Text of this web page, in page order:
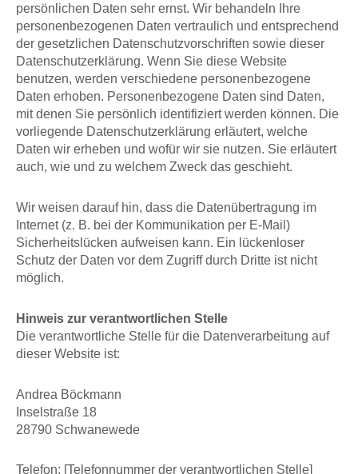
persönlichen Daten sehr ernst. Wir behandeln Ihre
personenbezogenen Daten vertraulich und entsprechend
der gesetzlichen Datenschutzvorschriften sowie dieser
Datenschutzerklärung. Wenn Sie diese Website
benutzen, werden verschiedene personenbezogene
Daten erhoben. Personenbezogene Daten sind Daten,
mit denen Sie persönlich identifiziert werden können. Die
vorliegende Datenschutzerklärung erläutert, welche
Daten wir erheben und wofür wir sie nutzen. Sie erläutert
auch, wie und zu welchem Zweck das geschieht.
Wir weisen darauf hin, dass die Datenübertragung im
Internet (z. B. bei der Kommunikation per E-Mail)
Sicherheitslücken aufweisen kann. Ein lückenloser
Schutz der Daten vor dem Zugriff durch Dritte ist nicht
möglich.
Hinweis zur verantwortlichen Stelle
Die verantwortliche Stelle für die Datenverarbeitung auf
dieser Website ist:
Andrea Böckmann
Inselstraße 18
28790 Schwanewede
Telefon: [Telefonnummer der verantwortlichen Stelle]